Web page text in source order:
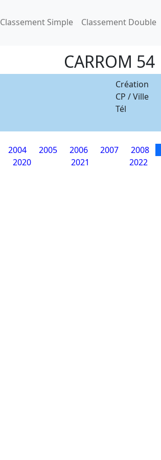
Classement Simple Classement Double
CARROM 54
Création
CP / Ville
Tél
2004 2005 2006 2007 2008
2020 2021 2022